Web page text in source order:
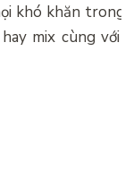
khó khăn
mix cùng